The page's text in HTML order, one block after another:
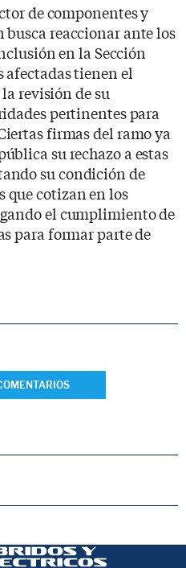
de componentes y
reaccionar ante los
en la Sección
afectadas tienen el
revisión de su
pertinentes para
firmas del ramo ya
su rechazo a estas
su condición de
que cotizan en los
el cumplimiento de
para formar parte de